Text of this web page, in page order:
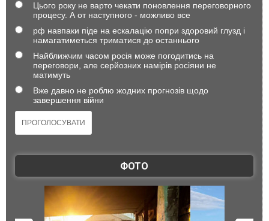
Цього року не варто чекати поновлення переговорного
процесу. А от наступного - можливо все
рф навпаки піде на ескалацію попри здоровий глузд і
намагатиметься триматися до останнього
Найближчим часом росія може погодитись на
переговори, але серйозних намірів росіяни не
матимуть
Вже давно не роблю жодних прогнозів щодо
завершення війни
ФОТО